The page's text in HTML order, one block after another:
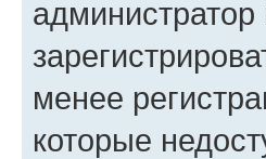
менее
которые